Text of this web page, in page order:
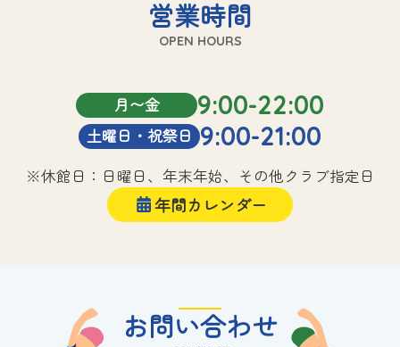
営業時間
OPEN HOURS
月〜金 9:00-22:00
土曜日・祝祭日 9:00-21:00
※休館日：日曜日、年末年始、その他クラブ指定日
年間カレンダー
お問い合わせ